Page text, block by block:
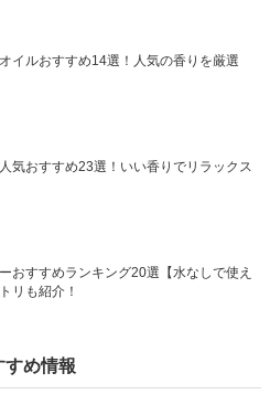
イルおすすめ14選！人気の香りを厳選
気おすすめ23選！いい香りでリラックス
おすすめランキング20選【水なしで使え
リも紹介！
すめ情報